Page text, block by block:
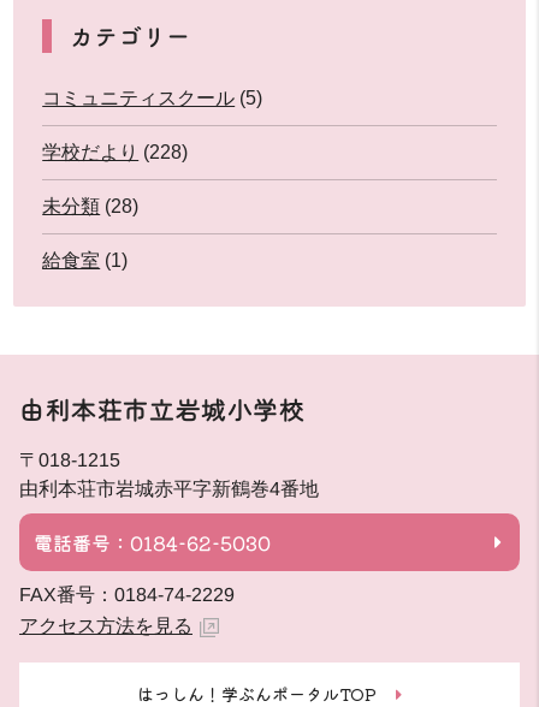
カテゴリー
コミュニティスクール (5)
学校だより (228)
未分類 (28)
給食室 (1)
由利本荘市立岩城小学校
〒018-1215
由利本荘市岩城赤平字新鶴巻4番地
電話番号：0184-62-5030
FAX番号：0184-74-2229
アクセス方法を見る
はっしん！学ぶんポータルTOP